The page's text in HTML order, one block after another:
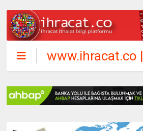
www.ihracat.co |
ihracat ithalat
bilgi platformu